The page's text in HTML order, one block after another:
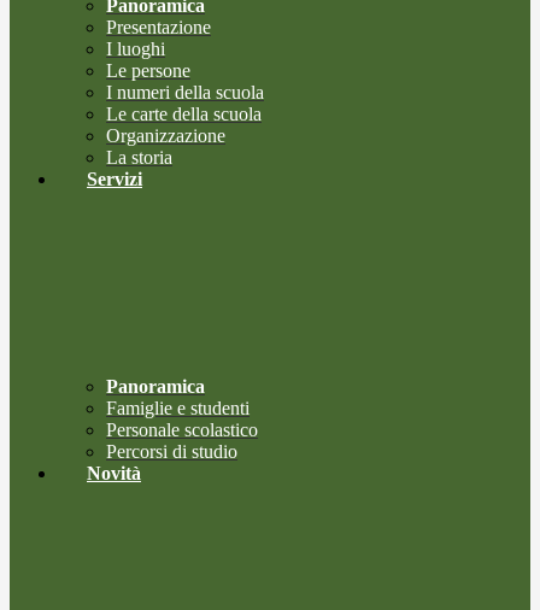
Panoramica
Presentazione
I luoghi
Le persone
I numeri della scuola
Le carte della scuola
Organizzazione
La storia
Servizi
Panoramica
Famiglie e studenti
Personale scolastico
Percorsi di studio
Novità